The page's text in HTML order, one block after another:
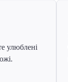
улюблені